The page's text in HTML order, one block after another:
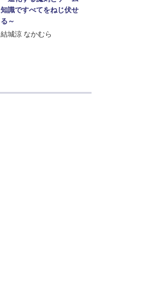
知識ですべてをねじ伏せ
る～
結城涼 なかむら